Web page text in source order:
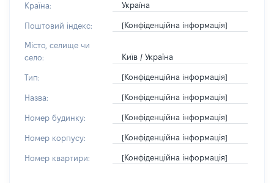
Країна: Україна
Поштовий індекс: [Конфіденційна інформація]
Місто, селище чи
село:
Київ / Україна
Тип: [Конфіденційна інформація]
Назва: [Конфіденційна інформація]
Номер будинку: [Конфіденційна інформація]
Номер корпусу: [Конфіденційна інформація]
Номер квартири: [Конфіденційна інформація]